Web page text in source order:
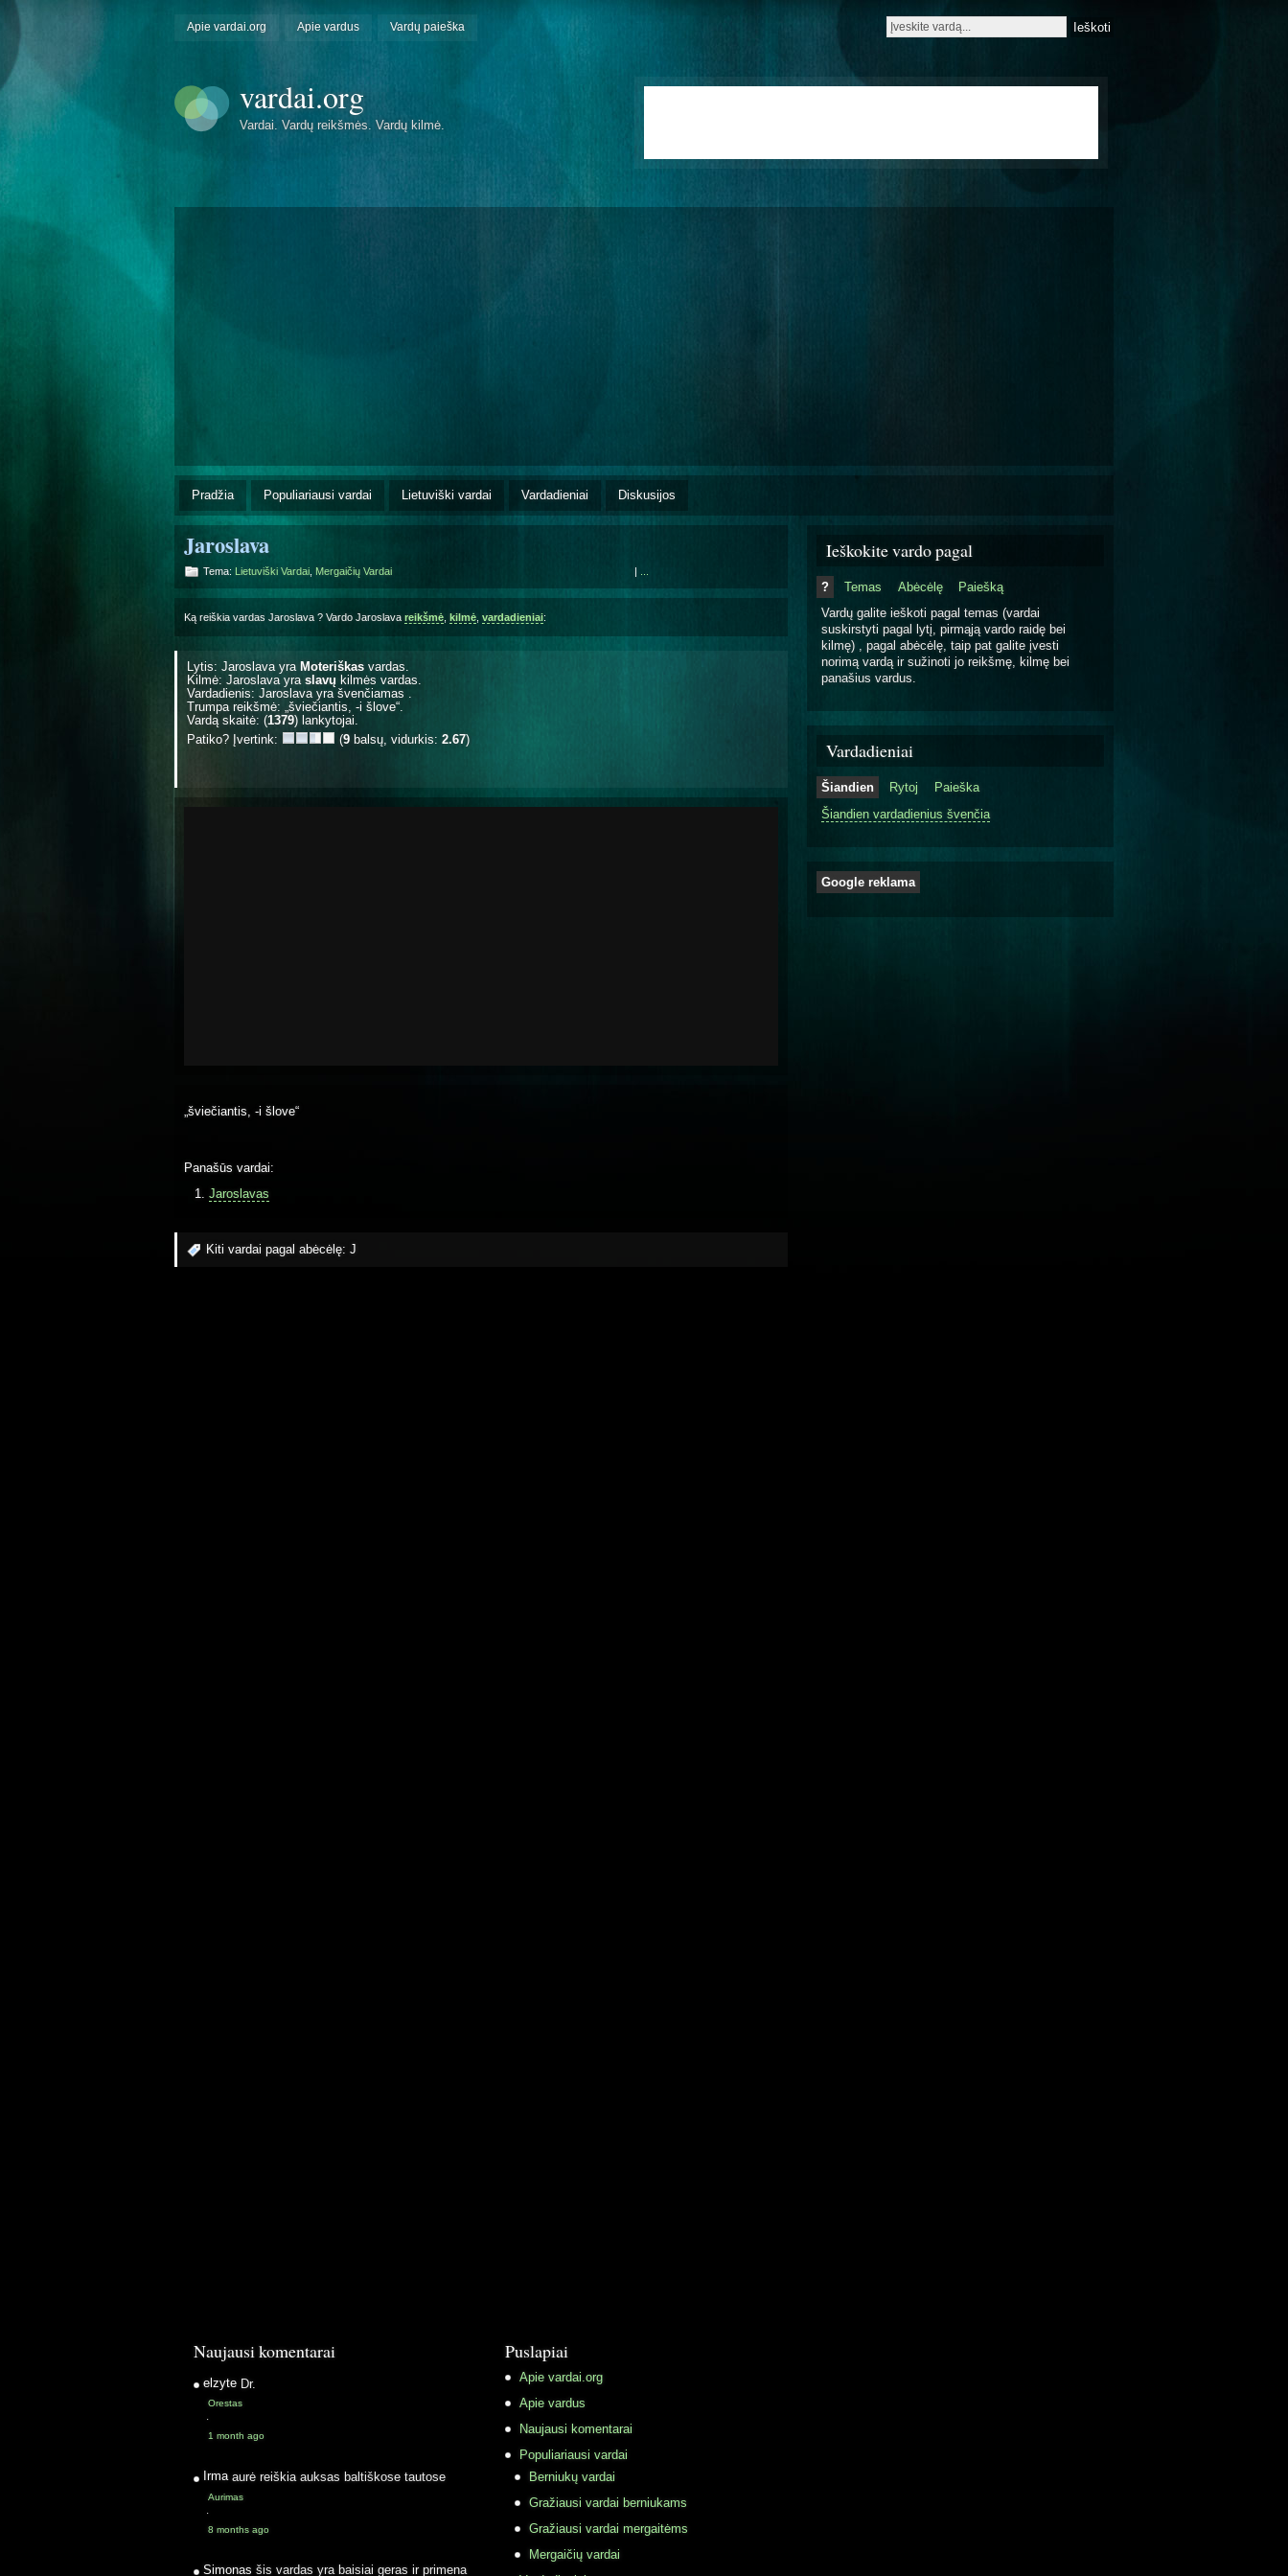
Apie vardai.org Apie vardus Vardų paieška
vardai.org
Vardai. Vardų reikšmės. Vardų kilmė.
Pradžia Populiariausi vardai Lietuviški vardai Vardadieniai Diskusijos
Jaroslava
Tema: Lietuviški Vardai Mergaičių Vardai |
Ką reiškia vardas Jaroslava ? Vardo Jaroslava reikšmė kilmė vardadieniai:
Lytis: Jaroslava yra Moteriškas vardas.
Kilmė: Jaroslava yra slavų kilmės vardas.
Vardadienis: Jaroslava yra švenčiamas
Trumpa reikšmė: „šviečiantis, -i šlove“.
Vardą skaitė: (1379) lankytojai.
Patiko? Įvertink:
(9 balsų, vidurkis: 2.67)
„šviečiantis, -i šlove“
Panašūs vardai:
Jaroslavas
Kiti vardai pagal abėcėlę: J
Ieškokite vardo pagal
? Temas Abėcėlę
Paiešką
Vardų galite ieškoti pagal temas (vardai
suskirstyti pagal lytį, pirmąją vardo raidę bei
kilmę) , pagal abėcėlę, taip pat galite įvesti
norimą vardą ir sužinoti jo reikšmę, kilmę bei
panašius vardus.
Vardadieniai
Šiandien Rytoj
Paieška
Šiandien vardadienius švenčia
Google reklama
Naujausi komentarai
elzyte Dr.
Orestas
·
1 month ago
Irma aurė reiškia auksas baltiškose tautose
Aurimas
·
8 months ago
Simonas šis vardas yra baisiai geras ir primena
Puslapiai
Apie vardai.org
Apie vardus
Naujausi komentarai
Populiariausi vardai
Berniukų vardai
Gražiausi vardai berniukams
Gražiausi vardai mergaitėms
Mergaičių vardai